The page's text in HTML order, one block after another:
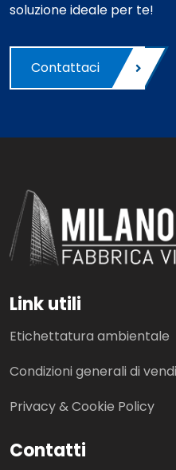
soluzione ideale per te!
Contattaci
Link utili
Etichettatura ambientale
Condizioni generali di
Privacy & Cookie Policy
Contatti